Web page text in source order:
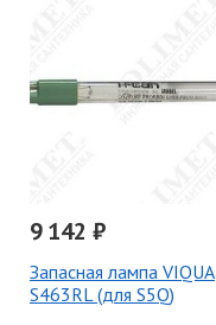
9 142 ₽
Запасная лампа VIQUA
S463RL (для S5Q)